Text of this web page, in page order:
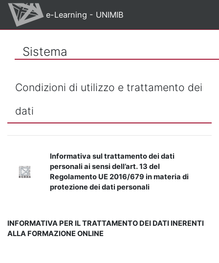
Vai al contenuto principale
e-Learning - UNIMIB
Sistema
Condizioni di utilizzo e trattamento dei
dati
Informativa sul trattamento dei dati
personali ai sensi dell’art. 13 del
Regolamento UE 2016/679 in materia di
protezione dei dati personali
INFORMATIVA PER IL TRATTAMENTO DEI DATI INERENTI
ALLA FORMAZIONE ONLINE